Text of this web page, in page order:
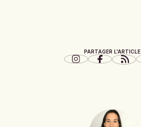
PARTAGER L'ARTICLE